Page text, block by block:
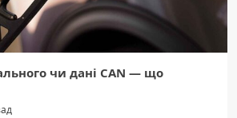
чи дані CAN — що